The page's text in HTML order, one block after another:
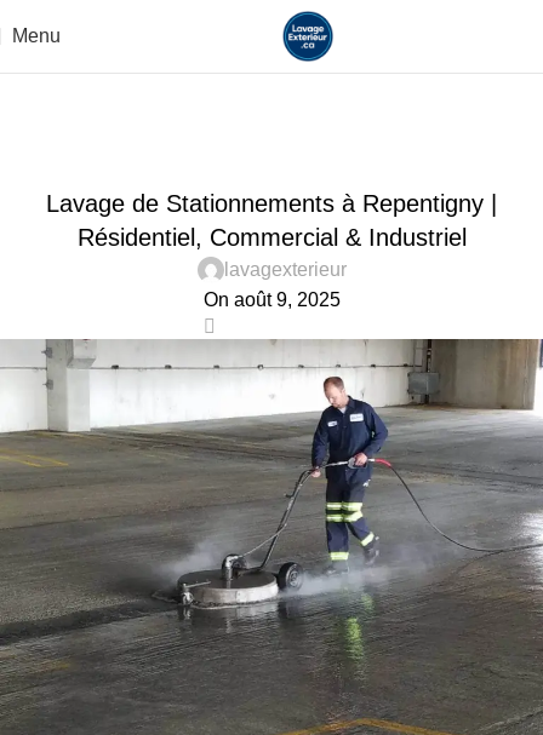
Menu
Lavage de Stationnements à Repentigny |
Résidentiel, Commercial & Industriel
lavagexterieur
On août 9, 2025